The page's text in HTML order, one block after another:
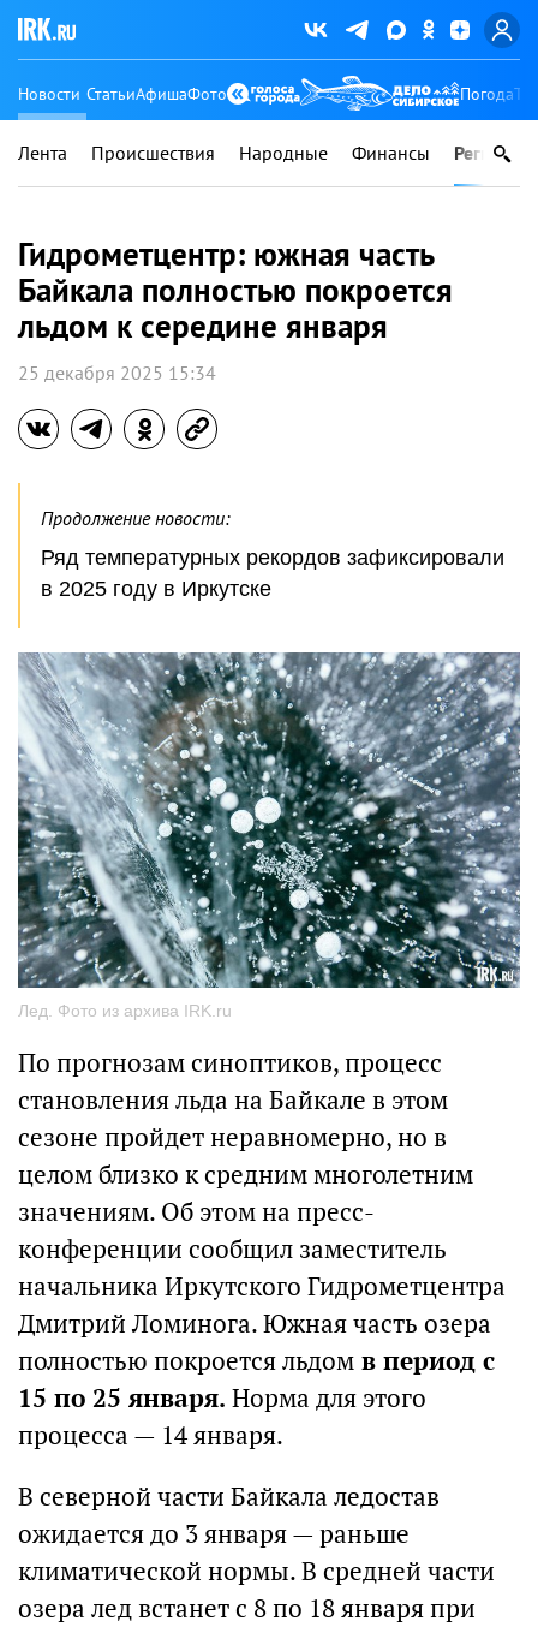
Новости СтатьиАфишаФото Погода
Лента Происшествия Народные Финансы Регионы
Гидрометцентр: южная часть
Байкала полностью покроется
льдом к середине января
25 декабря 2025 15:34
Продолжение новости:
Ряд температурных рекордов зафиксировали
в 2025 году в Иркутске
Лед. Фото из архива IRK.ru
По прогнозам синоптиков, процесс
становления льда на Байкале в этом
сезоне пройдет неравномерно, но в
целом близко к средним многолетним
значениям. Об этом на пресс-
конференции сообщил заместитель
начальника Иркутского Гидрометцентра
Дмитрий Ломинога. Южная часть озера
полностью покроется льдом в период с
15 по 25 января. Норма для этого
процесса — 14 января.
В северной части Байкала ледостав
ожидается до 3 января — раньше
климатической нормы. В средней части
озера лед встанет с 8 по 18 января при